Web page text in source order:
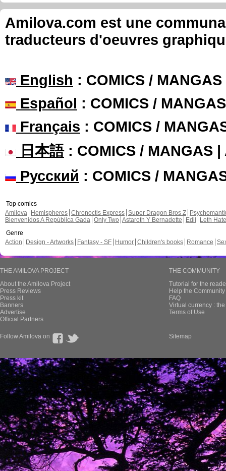
Amilova.com est une
traducteurs d'oeuvres
English : COMICS /
Español : COMICS /
Français : COMICS /
日本語: COMICS / MANGAS |
Русский : COMICS /
Top comics
Amilova
Hemispheres Chronoctis Express Super Dragon Bros Z
Bienvenidos A República Gada Only Two Astaroth Y Bernadette Edil
Leth Hate
Genre
Action
Design - Artworks Fantasy - SF Humor Children's books Romance
THE AMILOVA PROJECT
About the Amilova Project
Press Reviews
Press kit
Banners
Advertise
Official Partners
THE COMMUNITY
Tutorial for the
Help the
FAQ
Virtual currency :
Terms of Use
Follow Amilova on Sitemap